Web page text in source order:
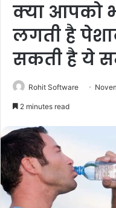
क्‍या आपको
लगती है
सकती है ये
Rohit Software
2 minutes read